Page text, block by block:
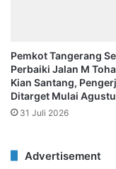
Pemkot Tangerang
Perbaiki Jalan M
Kian Santang,
Ditarget Mulai
31 Juli 2026
Advertisement